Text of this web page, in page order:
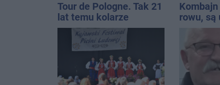
Tour de Pologne. Tak 21
lat temu kolarze
startowali z
Inowrocławia
Kombajn
rowu, są